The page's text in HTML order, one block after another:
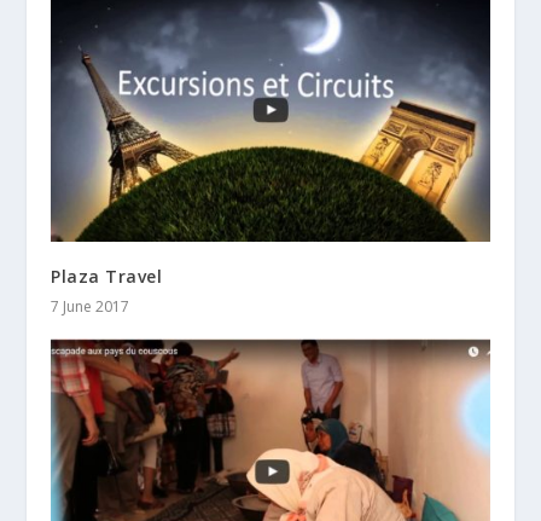
Plaza Travel
7 June 2017